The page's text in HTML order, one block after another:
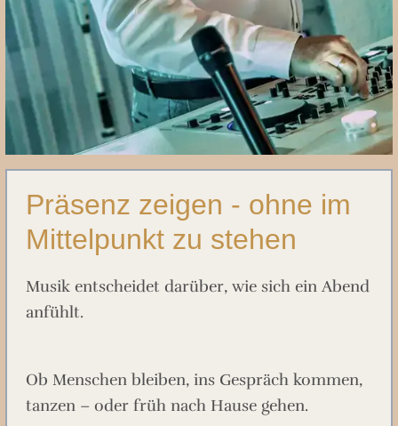
Präsenz zeigen - ohne im
Mittelpunkt zu stehen
Musik entscheidet darüber, wie sich ein Abend
anfühlt.
Ob Menschen bleiben, ins Gespräch kommen,
tanzen – oder früh nach Hause gehen.